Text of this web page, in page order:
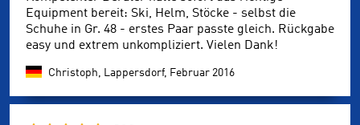
Equipment bereit: Ski, Helm, Stöcke - selbst die
Schuhe in Gr. 48 - erstes Paar passte gleich. Rückgabe
easy und extrem unkompliziert. Vielen Dank!
Christoph, Lappersdorf, Februar 2016